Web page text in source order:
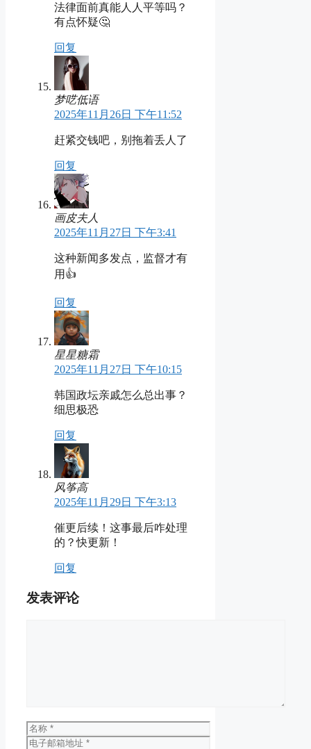
法律面前真能人人平等吗？
有点怀疑🤔
回复
梦呓低语
2025年11月26日 下午11:52
赶紧交钱吧，别拖着丢人了
回复
画皮夫人
2025年11月27日 下午3:41
这种新闻多发点，监督才有
用👍
回复
星星糖霜
2025年11月27日 下午10:15
韩国政坛亲戚怎么总出事？
细思极恐
回复
风筝高
2025年11月29日 下午3:13
催更后续！这事最后咋处理
的？快更新！
回复
发表评论
名
称
电